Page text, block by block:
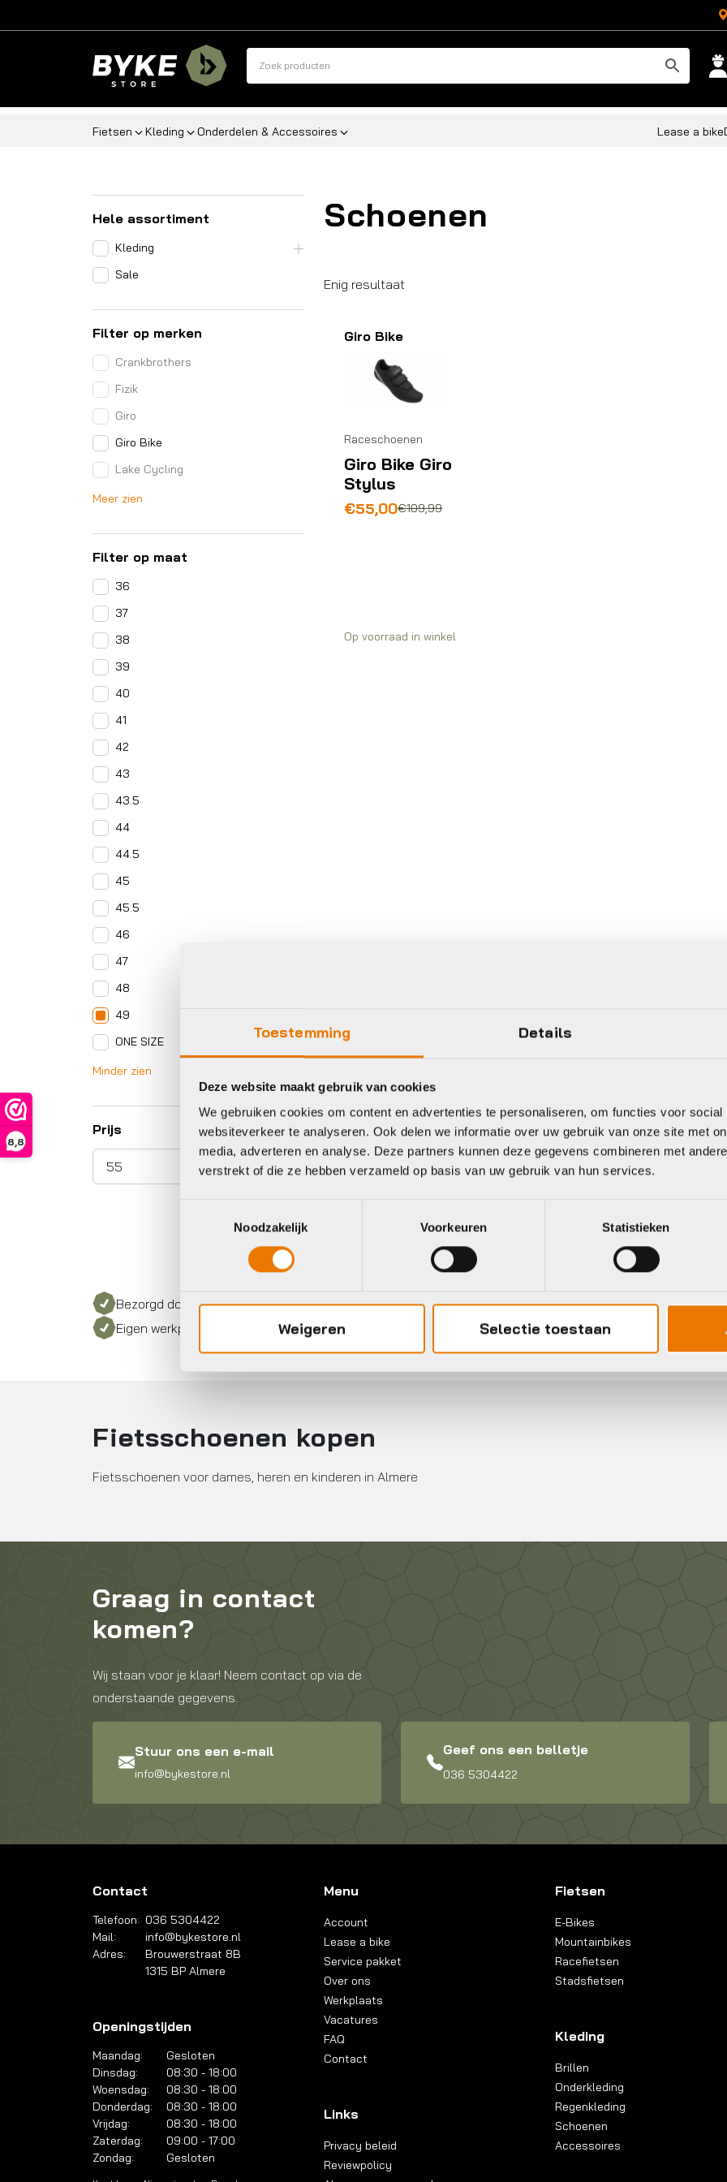
Toestemming Details
Deze website maakt gebruik van cookies
We gebruiken cookies om content en advertenties te personaliseren, om functies voor
websiteverkeer te analyseren. Ook delen we informatie over uw gebruik van onze site met
media, adverteren en analyse. Deze partners kunnen deze gegevens combineren met
verstrekt of die ze hebben verzameld op basis van uw gebruik van hun services.
Noodzakelijk
Voorkeuren Statistieken
Weigeren Selectie toestaan
8,8
Fietsen Kleding Onderdelen & Accessoires Lease a bike
Hele assortiment
Kleding
Sale
Filter op merken
Crankbrothers
Fizik
Giro
Giro Bike
Lake Cycling
Meer zien
Filter op maat
36
37
38
39
40
41
42
43
43.5
44
44.5
45
45.5
46
47
48
49
ONE SIZE
Minder zien
Prijs
Schoenen
Enig resultaat
Giro Bike
Raceschoenen
Giro Bike Giro
Stylus
€109,99
Oorspronkelijke
€55,00
Huidige
Op voorraad in winkel
Bezorgd door heel Nederland Gratisverzending vanaf €50
Eigen werkplaats met gecertificeerd personeel
Fietsschoenen kopen
Fietsschoenen voor dames, heren en kinderen in Almere
Graag in contact
komen?
Wij staan voor je klaar! Neem contact op via de
onderstaande gegevens.
Stuur ons een e-mail
info@bykestore.nl
Geef ons een belletje
036 5304422
Contact
Telefoon: 036 5304422
Mail:
info@bykestore.nl
Adres:
Brouwerstraat 8B
1315 BP Almere
Openingstijden
Maandag:
Gesloten
Dinsdag:
08:30 - 18:00
Woensdag:
08:30 - 18:00
Donderdag:
08:30 - 18:00
Vrijdag:
08:30 - 18:00
Zaterdag:
09:00 - 17:00
Zondag:
Gesloten
Menu
Account
Lease a bike
Service pakket
Over ons
Werkplaats
Vacatures
FAQ
Contact
Links
Privacy beleid
Reviewpolicy
Fietsen
E-Bikes
Mountainbikes
Racefietsen
Stadsfietsen
Kleding
Brillen
Onderkleding
Regenkleding
Schoenen
Accessoires